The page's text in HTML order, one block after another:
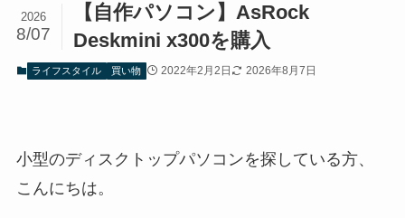
【自作パソコン】AsRock
Deskmini x300を購入
2026
8/07
ライフスタイル 買い物 2022年2月2日 2026年8月7日
小型のディスクトップパソコンを探している方、
こんにちは。